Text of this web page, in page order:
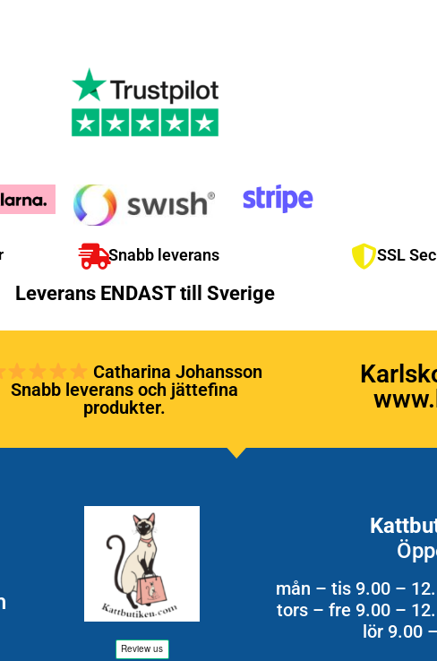
Snabb leverans SSL
Leverans ENDAST till Sverige
Catharina Johansson
Snabb leverans och jättefina
produkter.
mån – tis 9.00 –
tors – fre 9.00 –
lör 9.00